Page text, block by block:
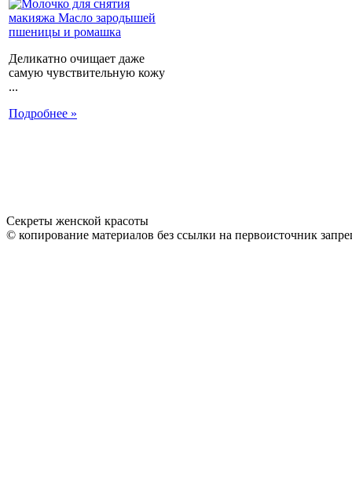
Деликатно очищает даже
самую чувствительную кожу
...
Подробнее »
Секреты женской красоты
© копирование материалов без ссылки на первоисточник